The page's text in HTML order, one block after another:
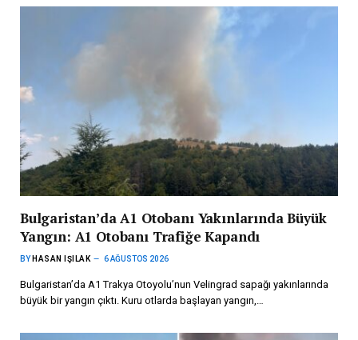
Bulgaristan’da A1 Otobanı Yakınlarında Büyük
Yangın: A1 Otobanı Trafiğe Kapandı
BY HASAN IŞILAK 6 AĞUSTOS 2026
Bulgaristan’da A1 Trakya Otoyolu’nun Velingrad sapağı yakınlarında
büyük bir yangın çıktı. Kuru otlarda başlayan yangın,…